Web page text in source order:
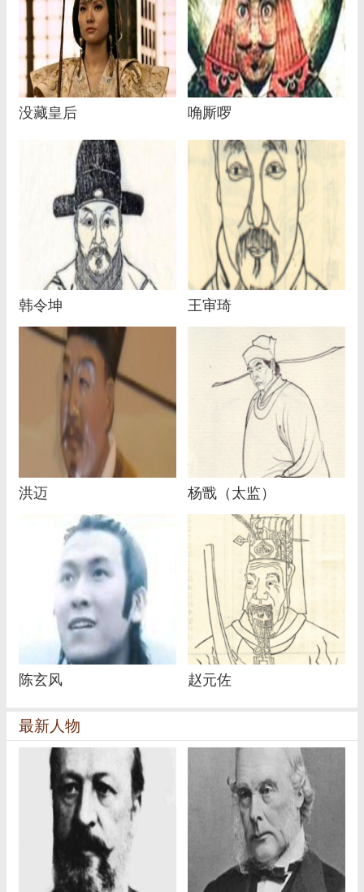
没藏皇后 唃厮啰
韩令坤 王审琦
洪迈 杨戬（太监）
陈玄风 赵元佐
最新人物